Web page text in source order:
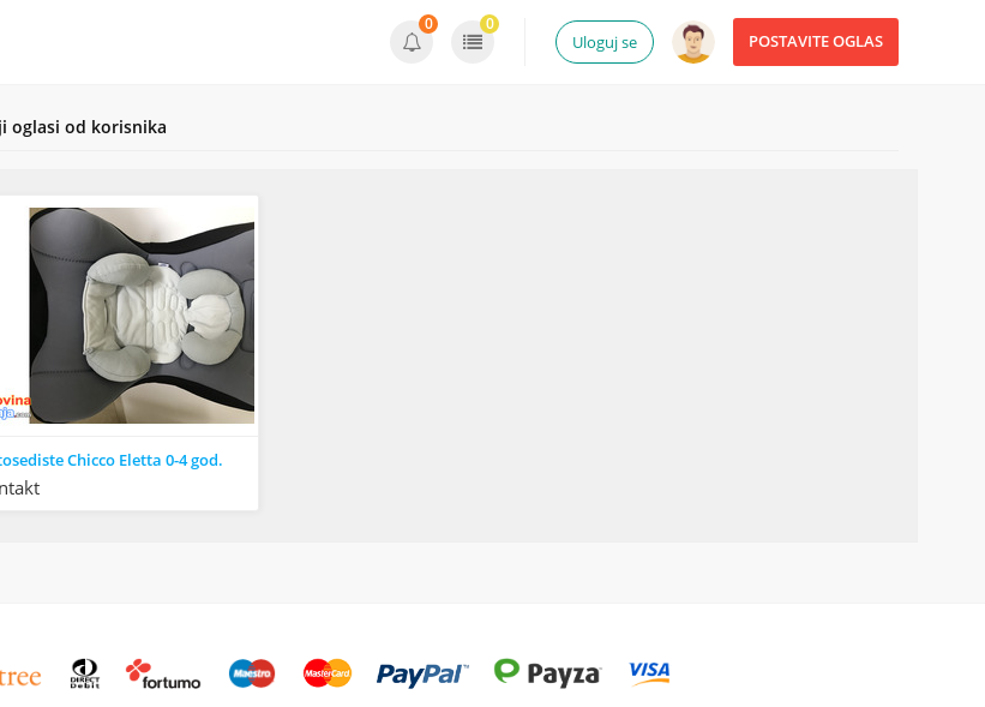
POSTAVITE OGLAS
Uloguj se
0 0
oglasi od korisnika
Chicco Eletta 0-4 god.